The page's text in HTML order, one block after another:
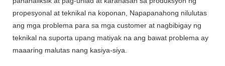
propesyonal at teknikal na koponan, Napapanahong nilulutas
ang mga problema para sa mga customer at nagbibigay ng
teknikal na suporta upang matiyak na ang bawat problema ay
maaaring malutas nang kasiya-siya.